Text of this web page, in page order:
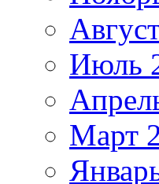
Июль
Март